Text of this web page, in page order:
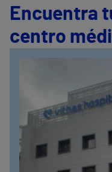
Encuentra
centro